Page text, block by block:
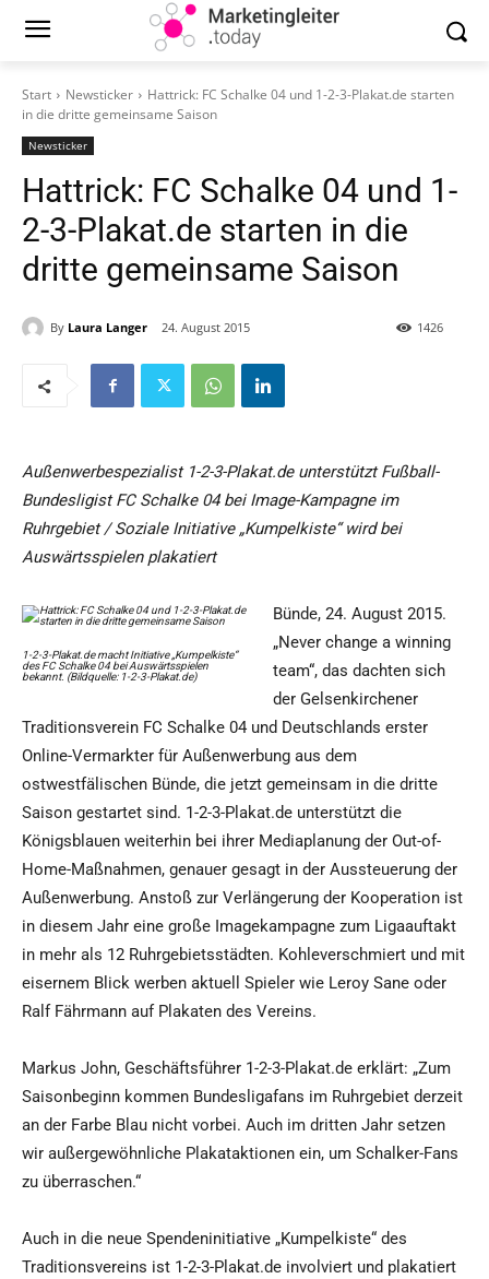
Start Newsticker
Hattrick: FC Schalke 04 und 1-2-3-Plakat.de starten
in die dritte gemeinsame Saison
Newsticker
Hattrick: FC Schalke 04 und 1-
2-3-Plakat.de starten in die
dritte gemeinsame Saison
By Laura Langer 24. August 2015 1426
Außenwerbespezialist 1-2-3-Plakat.de unterstützt Fußball-
Bundesligist FC Schalke 04 bei Image-Kampagne im
Ruhrgebiet / Soziale Initiative „Kumpelkiste“ wird bei
Auswärtsspielen plakatiert
1-2-3-Plakat.de macht Initiative „Kumpelkiste“
des FC Schalke 04 bei Auswärtsspielen
bekannt. (Bildquelle: 1-2-3-Plakat.de)
Bünde, 24. August 2015.
„Never change a winning
team“, das dachten sich
der Gelsenkirchener
Traditionsverein FC Schalke 04 und Deutschlands erster
Online-Vermarkter für Außenwerbung aus dem
ostwestfälischen Bünde, die jetzt gemeinsam in die dritte
Saison gestartet sind. 1-2-3-Plakat.de unterstützt die
Königsblauen weiterhin bei ihrer Mediaplanung der Out-of-
Home-Maßnahmen, genauer gesagt in der Aussteuerung der
Außenwerbung. Anstoß zur Verlängerung der Kooperation ist
in diesem Jahr eine große Imagekampagne zum Ligaauftakt
in mehr als 12 Ruhrgebietsstädten. Kohleverschmiert und mit
eisernem Blick werben aktuell Spieler wie Leroy Sane oder
Ralf Fährmann auf Plakaten des Vereins.
Markus John, Geschäftsführer 1-2-3-Plakat.de erklärt: „Zum
Saisonbeginn kommen Bundesligafans im Ruhrgebiet derzeit
an der Farbe Blau nicht vorbei. Auch im dritten Jahr setzen
wir außergewöhnliche Plakataktionen ein, um Schalker-Fans
zu überraschen.“
Auch in die neue Spendeninitiative „Kumpelkiste“ des
Traditionsvereins ist 1-2-3-Plakat.de involviert und plakatiert